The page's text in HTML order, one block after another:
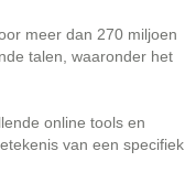
meer dan 270 miljoen
talen, waaronder het
online tools en
van een specifiek